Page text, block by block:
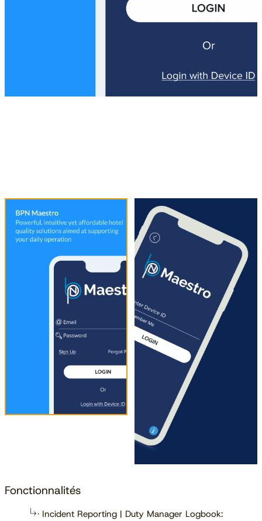
Fonctionnalités
· Incident Reporting | Duty Manager Logbook: